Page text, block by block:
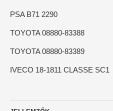
PSA B71 2290
TOYOTA 08880-83388
TOYOTA 08880-83389
IVECO 18-1811 CLASSE SC1